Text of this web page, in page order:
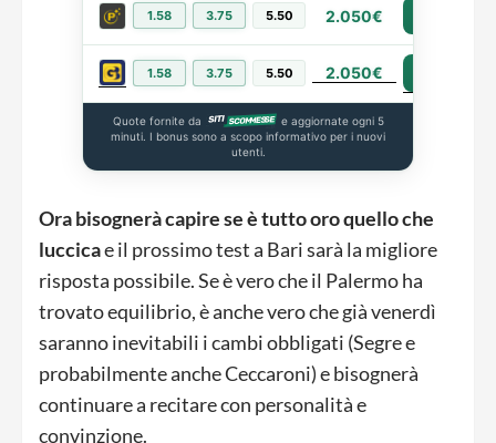
1.58 3.75 5.50 2.050€
1.58 3.75 5.50 2.050€
Quote fornite da
e aggiornate ogni 5
minuti. I bonus sono a scopo informativo per i nuovi
utenti.
Ora bisognerà capire se è tutto oro quello che
luccicae il prossimo test a Bari sarà la migliore
risposta possibile. Se è vero che il Palermo ha
trovato equilibrio, è anche vero che già venerdì
saranno inevitabili i cambi obbligati (Segre e
probabilmente anche Ceccaroni) e bisognerà
continuare a recitare con personalità e
convinzione.